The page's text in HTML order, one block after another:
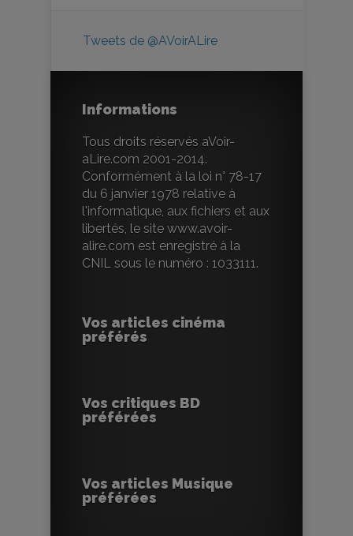
Tweets de @AVoirALire
Informations
Tous droits réservés aVoir-
aLire.com 2001-2014.
Conformément à la loi n° 78-17
du 6 janvier 1978 relative à
l'informatique, aux fichiers et aux
libertés, le site www.avoir-
alire.com est enregistré à la
CNIL sous le numéro : 1033111.
Vos articles cinéma
préférés
Vos critiques BD
préférées
Vos articles Musique
préférées